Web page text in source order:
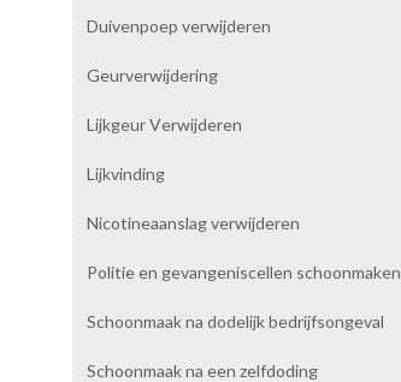
Duivenpoep verwijderen
Geurverwijdering
Lijkgeur Verwijderen
Lijkvinding
Nicotineaanslag verwijderen
Politie en gevangeniscellen schoonmaken
Schoonmaak na dodelijk bedrijfsongeval
Schoonmaak na een zelfdoding